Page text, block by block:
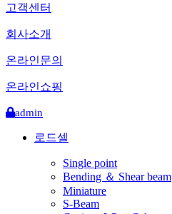
고객센터
회사소개
온라인문의
온라인쇼핑
admin
로드셀
Single point
Bending ＆ Shear beam
Miniature
S-Beam